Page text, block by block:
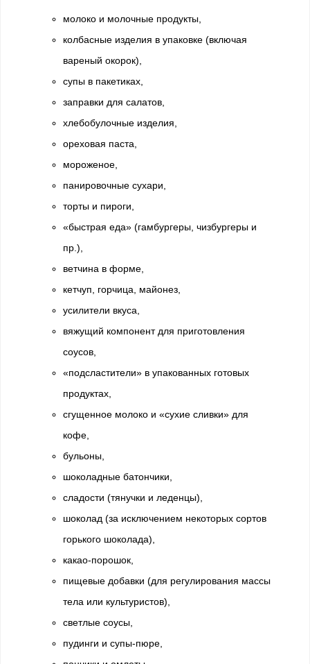
молоко и молочные продукты,
колбасные изделия в упаковке (включая
вареный окорок),
супы в пакетиках,
заправки для салатов,
хлебобулочные изделия,
ореховая паста,
мороженое,
панировочные сухари,
торты и пироги,
«быстрая еда» (гамбургеры, чизбургеры и
пр.),
ветчина в форме,
кетчуп, горчица, майонез,
усилители вкуса,
вяжущий компонент для приготовления
соусов,
«подсластители» в упакованных готовых
продуктах,
сгущенное молоко и «сухие сливки» для
кофе,
бульоны,
шоколадные батончики,
сладости (тянучки и леденцы),
шоколад (за исключением некоторых сортов
горького шоколада),
какао-порошок,
пищевые добавки (для регулирования массы
тела или культуристов),
светлые соусы,
пудинги и супы-пюре,